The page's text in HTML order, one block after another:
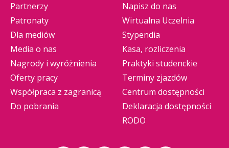
Partnerzy
Patronaty
Dla mediów
Media o nas
Nagrody i wyróżnienia
Oferty pracy
Współpraca z zagranicą
Do pobrania
Napisz do nas
Wirtualna Uczelnia
Stypendia
Kasa, rozliczenia
Praktyki studenckie
Terminy zjazdów
Centrum dostępności
Deklaracja dostępności
RODO